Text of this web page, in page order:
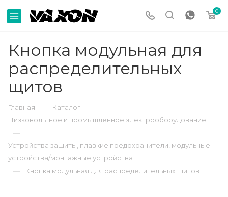
0
Кнопка модульная для
распределительных
щитов
Главная — Каталог —
Низковольтное и промышленное электрооборудование
—
Устройства защиты, плавкие предохранители, модульные
устройства/монтажные устройства
— Кнопка модульная для распределительных щитов